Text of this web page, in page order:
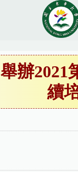
舉辦
續